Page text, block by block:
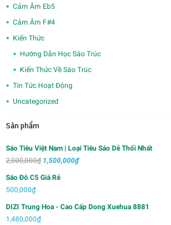
Cảm Âm Eb5
Cảm Âm F#4
Kiến Thức
Hướng Dẫn Học Sáo Trúc
Kiến Thức Về Sáo Trúc
Tin Tức Hoạt Động
Uncategorized
Sản phẩm
Sáo Tiêu Việt Nam | Loại Tiêu Sáo Dễ Thổi Nhất
2,000,000₫ Giá
1,500,000₫Giá
1,500,000₫.
Sáo Đô C5 Giá Rẻ
500,000₫
DIZI Trung Hoa - Cao Cấp Dong Xuehua 8881
1,480,000₫